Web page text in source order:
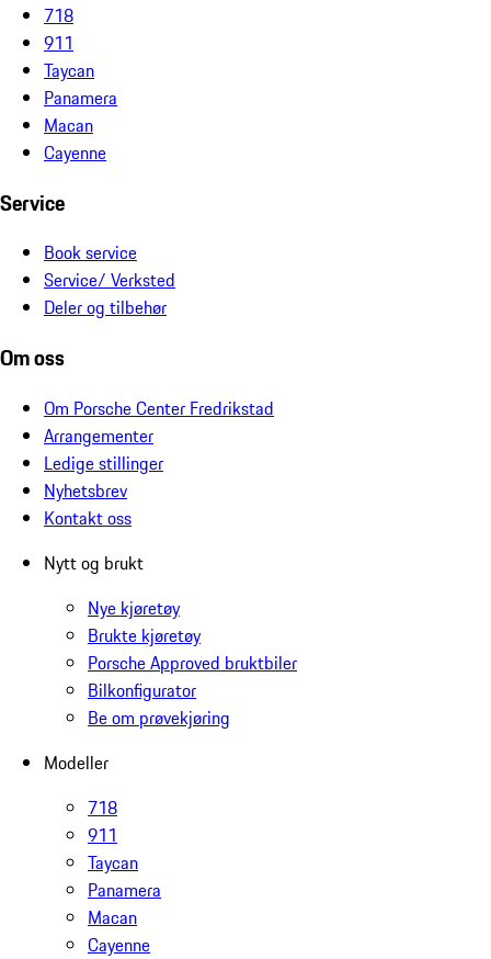
718
911
Taycan
Panamera
Macan
Cayenne
Service
Book service
Service/ Verksted
Deler og tilbehør
Om oss
Om Porsche Center Fredrikstad
Arrangementer
Ledige stillinger
Nyhetsbrev
Kontakt oss
Nytt og brukt
Nye kjøretøy
Brukte kjøretøy
Porsche Approved bruktbiler
Bilkonfigurator
Be om prøvekjøring
Modeller
718
911
Taycan
Panamera
Macan
Cayenne